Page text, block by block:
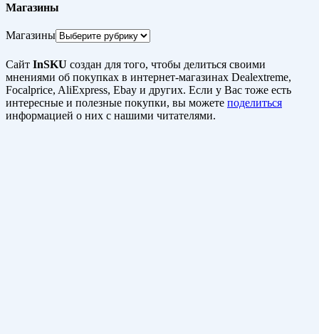
Магазины
Магазины
Сайт InSKU создан для того, чтобы делиться своими
мнениями об покупках в интернет-магазинах Dealextreme,
Focalprice, AliExpress, Ebay и других. Если у Вас тоже есть
интересные и полезные покупки, вы можете поделиться
информацией о них с нашими читателями.